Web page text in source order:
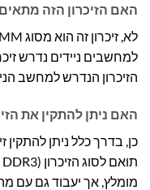
האם הזיכרון הזה
הזיכרון הנדרש למחשב
האם ניתן להתקין את
כן, בדרך כלל ניתן להתקין
מומלץ, אך יעבוד גם עם